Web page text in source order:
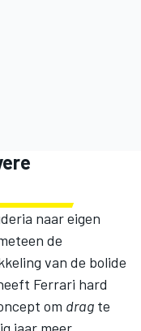
naar eigen
de
van de bolide
Ferrari hard
om drag te